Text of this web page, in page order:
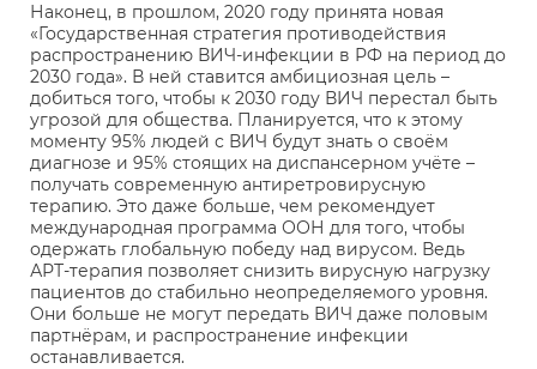
Наконец, в прошлом, 2020 году принята новая
«Государственная стратегия противодействия
распространению ВИЧ-инфекции в РФ на период до
2030 года». В ней ставится амбициозная цель –
добиться того, чтобы к 2030 году ВИЧ перестал быть
угрозой для общества. Планируется, что к этому
моменту 95% людей с ВИЧ будут знать о своём
диагнозе и 95% стоящих на диспансерном учёте –
получать современную антиретровирусную
терапию. Это даже больше, чем рекомендует
международная программа ООН для того, чтобы
одержать глобальную победу над вирусом. Ведь
АРТ-терапия позволяет снизить вирусную нагрузку
пациентов до стабильно неопределяемого уровня.
Они больше не могут передать ВИЧ даже половым
партнёрам, и распространение инфекции
останавливается.